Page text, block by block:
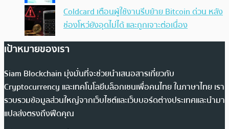
Coldcard เตือนผู้ใช้งานรีบย้าย Bitcoin ด่วน หลัง
ช่องโหว่ยังอุดไม่ได้ และถูกเจาะต่อเนื่อง
เป้าหมายของเรา
Siam Blockchain มุ่งมั่นที่จะช่วยนำเสนอสารเกี่ยวกับ
Cryptocurrency และเทคโนโลยีบล็อกเชนเพื่อคนไทย ในภาษาไทย เรา
รวบรวมข้อมูลส่วนใหญ่จากเว็บไซต์และเว็บบอร์ดต่างประเทศและนำมา
แปลส่งตรงถึงฟีดคุณ